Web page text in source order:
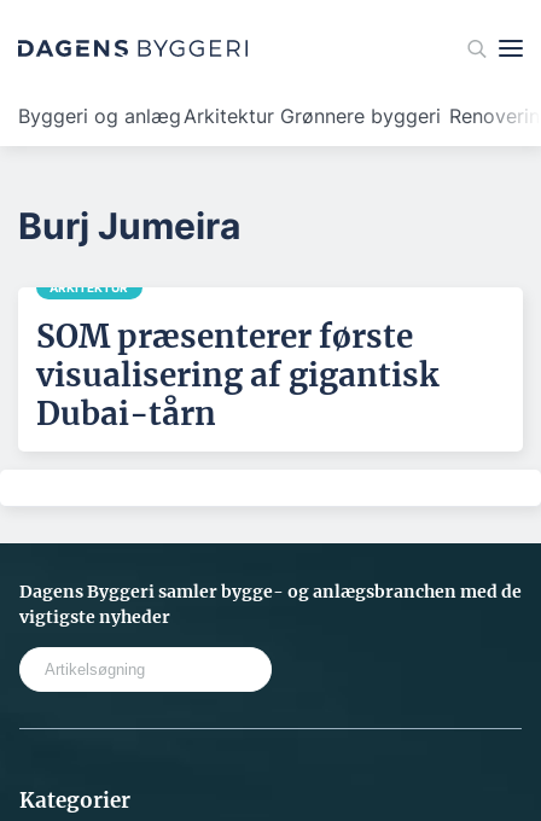
Byggeri og anlægArkitektur Grønnere byggeri
Burj Jumeira
ARKITEKTUR
SOM præsenterer første
visualisering af gigantisk
Dubai-tårn
Dagens Byggeri samler bygge- og anlægsbranchen med de
vigtigste nyheder
Kategorier